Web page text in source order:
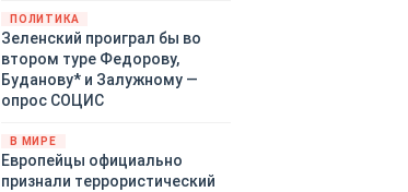
ландшафт в мире, пока
Зеленский ожидает выборов
в США.
ПОЛИТИКА
Зеленский проиграл бы во
втором туре Федорову,
Буданову* и Залужному —
опрос СОЦИС
В МИРЕ
Европейцы официально
признали террористический